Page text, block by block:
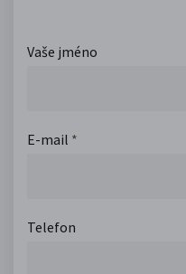
Vaše jméno
E-mail *
Telefon